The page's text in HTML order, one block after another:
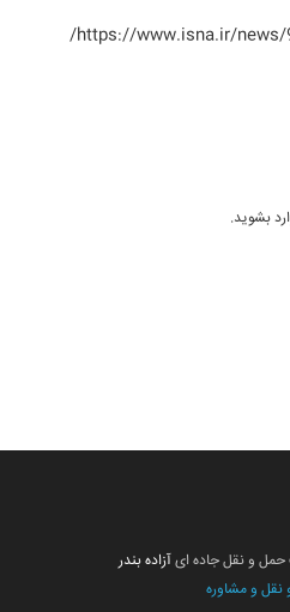
بشوید.
و نقل جاده ایآزاده بندر
و مشاوره